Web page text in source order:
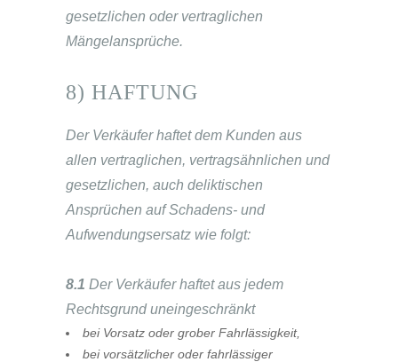
gesetzlichen oder vertraglichen
Mängelansprüche.
8) HAFTUNG
Der Verkäufer haftet dem Kunden aus
allen vertraglichen, vertragsähnlichen und
gesetzlichen, auch deliktischen
Ansprüchen auf Schadens- und
Aufwendungsersatz wie folgt:
8.1 Der Verkäufer haftet aus jedem
Rechtsgrund uneingeschränkt
bei Vorsatz oder grober Fahrlässigkeit,
bei vorsätzlicher oder fahrlässiger